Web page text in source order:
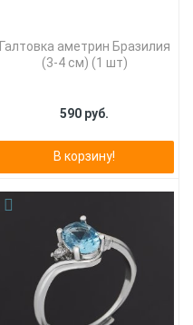
Галтовка аметрин Бразилия
(3-4 см) (1 шт)
590 руб.
В корзину!